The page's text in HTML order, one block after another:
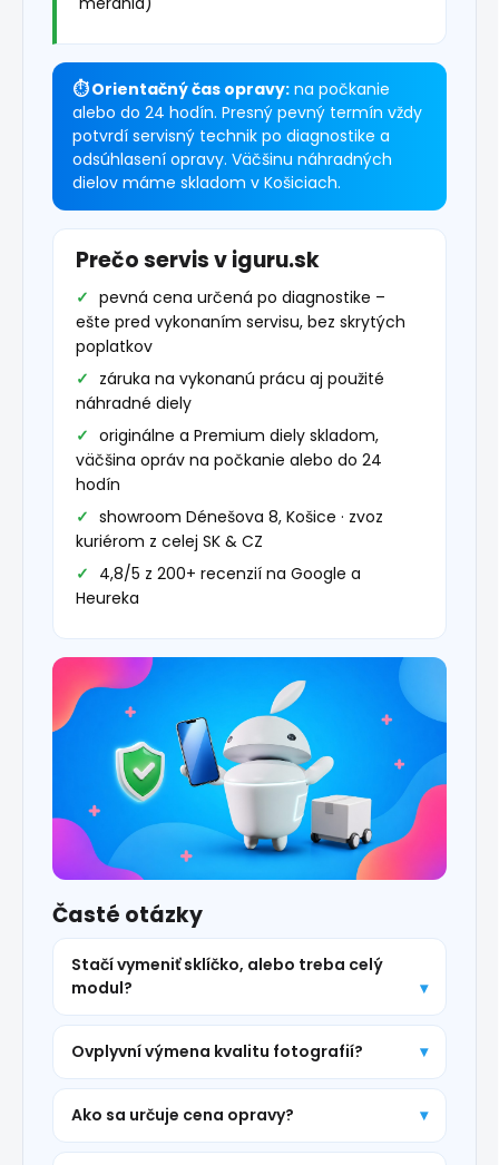
⏱ Orientačný čas opravy: na počkanie
alebo do 24 hodín. Presný pevný termín vždy
potvrdí servisný technik po diagnostike a
odsúhlasení opravy. Väčšinu náhradných
dielov máme skladom v Košiciach.
Prečo servis v iguru.sk
pevná cena určená po diagnostike –
ešte pred vykonaním servisu, bez skrytých
poplatkov
záruka na vykonanú prácu aj použité
náhradné diely
originálne a Premium diely skladom,
väčšina opráv na počkanie alebo do 24
hodín
showroom Dénešova 8, Košice · zvoz
kuriérom z celej SK & CZ
4,8/5 z 200+ recenzií na Google a
Heureka
Časté otázky
Stačí vymeniť sklíčko, alebo treba celý
modul?
Ovplyvní výmena kvalitu fotografií?
Ako sa určuje cena opravy?